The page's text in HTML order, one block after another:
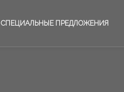
СПЕЦИАЛЬНЫЕ ПРЕДЛОЖЕНИЯ